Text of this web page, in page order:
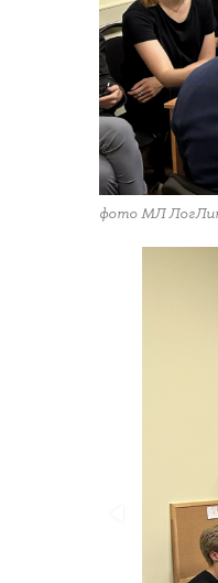
фото МЛ